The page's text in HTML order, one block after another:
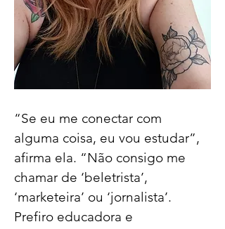
“Se eu me conectar com
alguma coisa, eu vou estudar”,
afirma ela. “Não consigo me
chamar de ‘beletrista’,
‘marketeira’ ou ‘jornalista’.
Prefiro educadora e